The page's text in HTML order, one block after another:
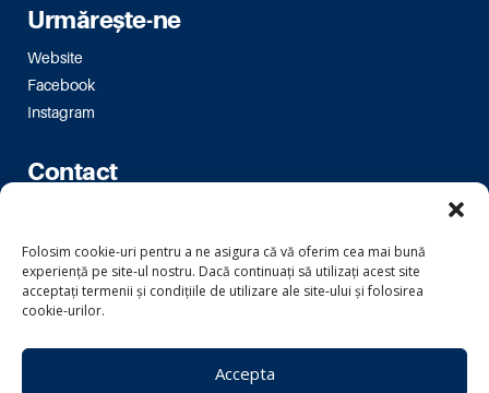
Folosim cookie-uri pentru a ne asigura că vă oferim cea mai bună
experiență pe site-ul nostru. Dacă continuați să utilizați acest site
acceptați termenii și condițiile de utilizare ale site-ului și folosirea
cookie-urilor.
Accepta
Urmărește-ne
Website
Facebook
Instagram
Contact
bm.bucuresti@usr.ro
Copyright © 2024 Uniunea Salvați România